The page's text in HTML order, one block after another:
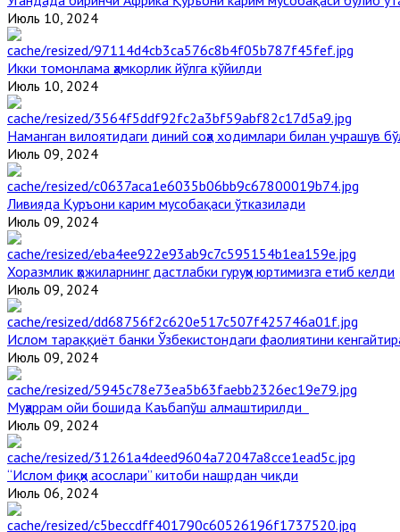
Июль 10, 2024
Икки томонлама ҳамкорлик йўлга қўйилди
Июль 10, 2024
Наманган вилоятидаги диний соҳа ходимлари билан учрашув
Июль 09, 2024
Ливияда Қуръони карим мусобақаси ўтказилади
Июль 09, 2024
Хоразмлик ҳожиларнинг дастлабки гуруҳи юртимизга етиб келди
Июль 09, 2024
Ислом тараққиёт банки Ўзбекистондаги фаолиятини
Июль 09, 2024
Муҳаррам ойи бошида Каъбапўш алмаштирилди
Июль 09, 2024
“Ислом фиқҳи асослари” китоби нашрдан чиқди
Июль 06, 2024